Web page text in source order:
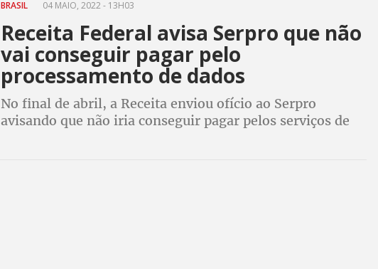
BRASIL 04 MAIO, 2022 - 13H03
Receita Federal avisa Serpro que não
vai conseguir pagar pelo
processamento de dados
No final de abril, a Receita enviou ofício ao Serpro
avisando que não iria conseguir pagar pelos serviços de